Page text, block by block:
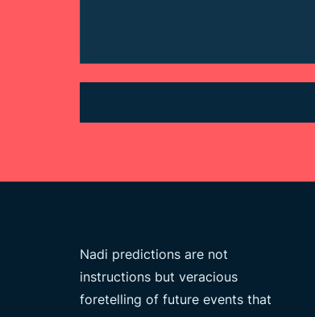
Nadi predictions are not
instructions but veracious
foretelling of future events that